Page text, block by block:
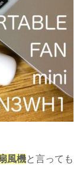
風機と言っても